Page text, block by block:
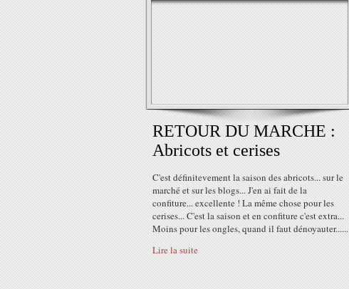
RETOUR DU MARCHE :
Abricots et cerises
C'est définitevement la saison des abricots... sur le
marché et sur les blogs... J'en ai fait de la
confiture... excellente ! La même chose pour les
cerises... C'est la saison et en confiture c'est extra...
Moins pour les ongles, quand il faut dénoyauter......
Lire la suite